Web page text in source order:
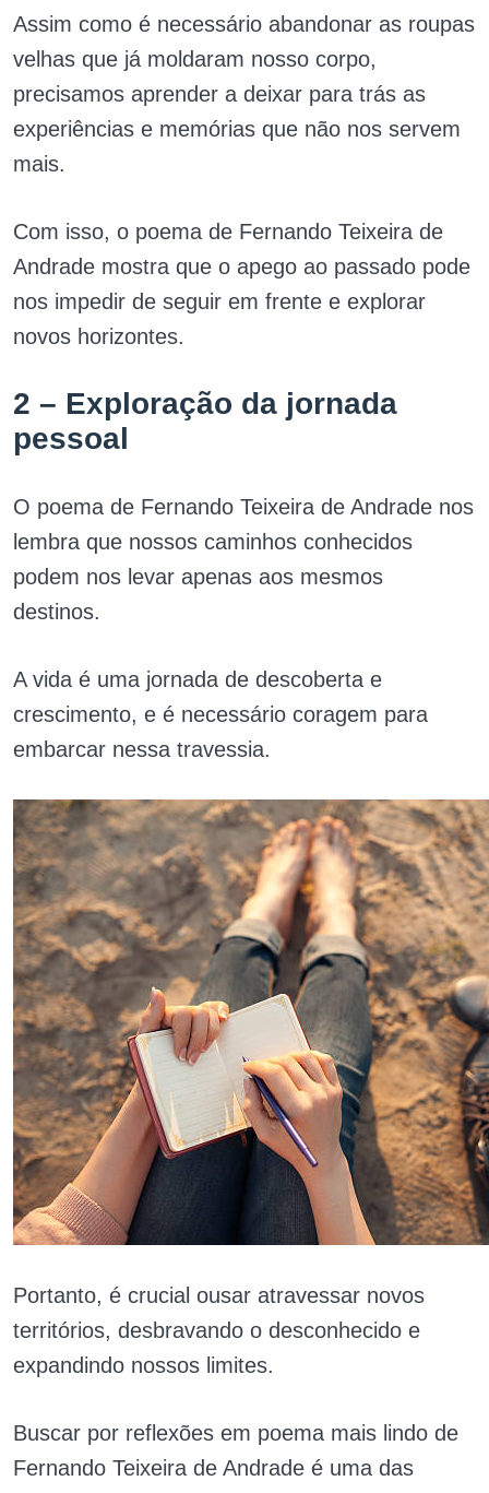
Assim como é necessário abandonar as roupas
velhas que já moldaram nosso corpo,
precisamos aprender a deixar para trás as
experiências e memórias que não nos servem
mais.
Com isso, o poema de Fernando Teixeira de
Andrade mostra que o apego ao passado pode
nos impedir de seguir em frente e explorar
novos horizontes.
2 – Exploração da jornada
pessoal
O poema de Fernando Teixeira de Andrade nos
lembra que nossos caminhos conhecidos
podem nos levar apenas aos mesmos
destinos.
A vida é uma jornada de descoberta e
crescimento, e é necessário coragem para
embarcar nessa travessia.
Portanto, é crucial ousar atravessar novos
territórios, desbravando o desconhecido e
expandindo nossos limites.
Buscar por reflexões em poema mais lindo de
Fernando Teixeira de Andrade é uma das